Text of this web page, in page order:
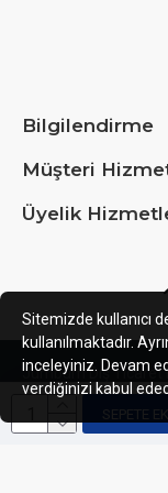
Case
Case Type
Motherboard
Compatible
Max. Motherboard
SEPETE
Bilgilendirme
Müşteri
Üyelik
Jumbum Dış Ticaret
Sitemizde kullanıcı
kullanılmaktadır.
inceleyiniz. Devam
verdiğinizi kabul